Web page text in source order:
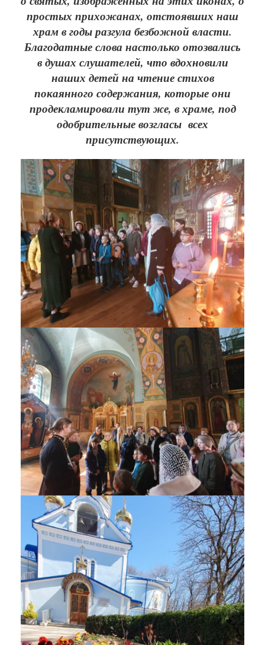
простых прихожанах, отстоявших наш
храм в годы разгула безбожной власти.
Благодатные слова настолько отозвались
в душах слушателей, что вдохновили
наших детей на чтение стихов
покаянного содержания, которые они
продекламировали тут же, в храме, под
одобрительные возгласы всех
присутствующих.